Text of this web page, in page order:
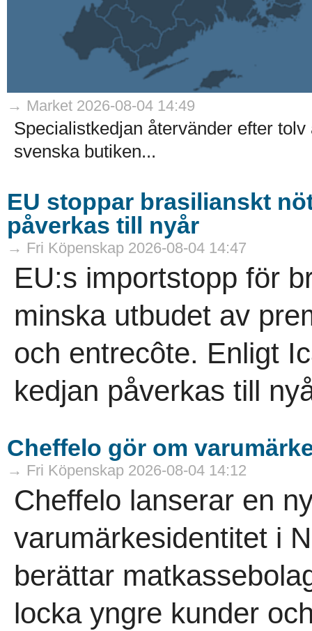
→ Market 2026-08-04 14:49
Specialistkedjan återvänder efter
svenska butiken...
EU stoppar brasilianskt
påverkas till nyår
→ Fri Köpenskap 2026-08-04 14:47
EU:s importstopp för
minska utbudet av
och entrecôte. Enligt
kedjan påverkas till
Cheffelo gör om
→ Fri Köpenskap 2026-08-04 14:12
Cheffelo lanserar en
varumärkesidentitet i
berättar
locka yngre kunder